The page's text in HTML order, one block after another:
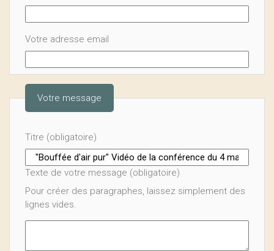
Votre adresse email
Votre message
Titre (obligatoire)
Texte de votre message (obligatoire)
Pour créer des paragraphes, laissez simplement des
lignes vides.